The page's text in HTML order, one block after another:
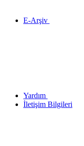
E-Arşiv
Yardım
İletişim Bilgileri